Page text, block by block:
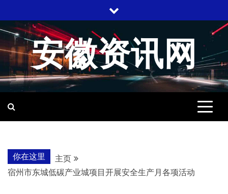
至
内
容
安徽资讯网
你在这里
主页
宿州市东城低碳产业城项目开展安全生产月各项活动